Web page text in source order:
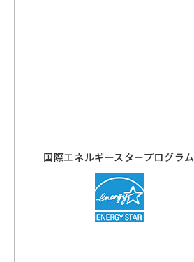
国際エネルギースタープログラム